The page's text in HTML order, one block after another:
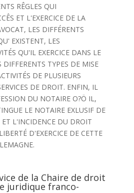
RÊGLES QUI
ET L'EXERCICE DE LA
LES DIFFÉRENTS
EXISTENT, LES
QU'IL EXERCICE DANS LE
DIFFERENTS TYPES DE MISE
DE PLUSIEURS
DE DROIT. ENFIN, IL
DU NOTAIRE O?Ö IL,
LE NOTAIRE EXLUSIF DE
L'INCIDENCE DU DROIT
D'EXERCICE DE CETTE
de la Chaire de droit
juridique franco-